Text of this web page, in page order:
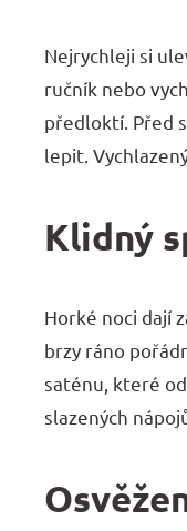
Nejrychleji si
ručník nebo
předloktí. Před
lepit.
Klidný
Horké noci dají
brzy ráno
saténu, které
slazených